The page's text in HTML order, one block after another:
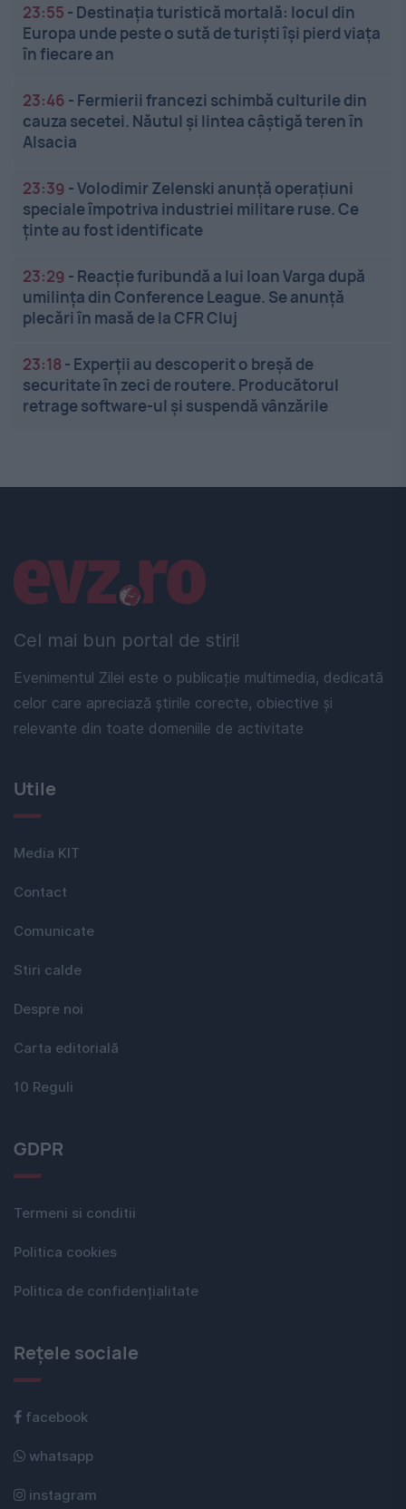
23:55 - Destinația turistică mortală: locul din
Europa unde peste o sută de turiști își pierd viața
în fiecare an
23:46 - Fermierii francezi schimbă culturile din
cauza secetei. Năutul și lintea câștigă teren în
Alsacia
23:39 -Volodimir Zelenski anunță operațiuni
speciale împotriva industriei militare ruse. Ce
ținte au fost identificate
23:29 - Reacție furibundă a lui Ioan Varga după
umilința din Conference League. Se anunță
plecări în masă de la CFR Cluj
23:18 - Experții au descoperit o breșă de
securitate în zeci de routere. Producătorul
retrage software-ul și suspendă vânzările
Cel mai bun portal de stiri!
Evenimentul Zilei este o publicație multimedia, dedicată
celor care apreciază știrile corecte, obiective și
relevante din toate domeniile de activitate
Linkuri utile
Utile
Media KIT
Contact
Comunicate
Stiri calde
Despre noi
Carta editorială
10 Reguli
GDPR
Termeni si conditii
Politica cookies
Politica de confidențialitate
Rețele sociale
facebook
whatsapp
instagram